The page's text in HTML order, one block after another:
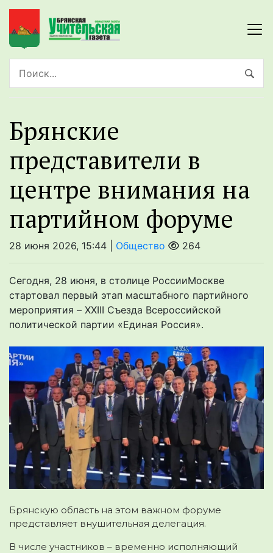
Брянские
представители в
центре внимания на
партийном форуме
28 июня 2026, 15:44 | Общество 264
Сегодня, 28 июня, в столице РоссииМоскве
стартовал первый этап масштабного партийного
мероприятия – XXIII Съезда Всероссийской
политической партии «Единая Россия».
Брянскую область на этом важном форуме
представляет внушительная делегация.
В числе участников – временно исполняющий